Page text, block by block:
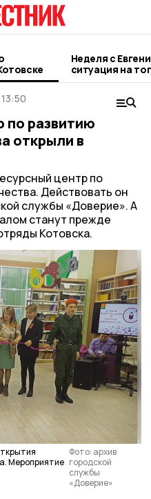
Неделя с
ситуация на
городе и
по развитию
открыли в
центр по
Действовать он
службы «Доверие». А
станут прежде
Котовска.
Мероприятие
Фото: архив
городской
службы
«Доверие»